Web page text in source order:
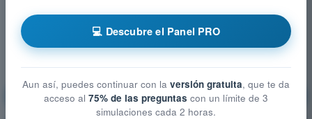
Rendimiento y planificación del vuelo
💻 Descubre el Panel PRO
Aun así, puedes continuar con la versión gratuita, que te da
acceso al 75% de las preguntas con un límite de 3
simulaciones cada 2 horas.